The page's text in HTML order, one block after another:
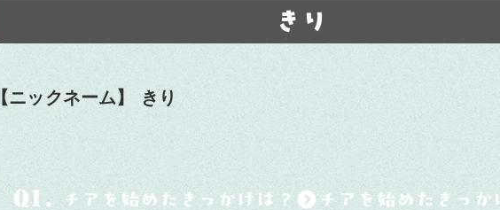
きり
【ニックネーム】 きり
Q1. チアを始めたきっかけは？